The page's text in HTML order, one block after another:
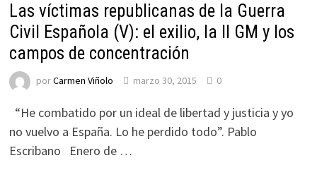
Las víctimas republicanas de la Guerra
Civil Española (V): el exilio, la II GM y los
campos de concentración
porCarmen Viñolo marzo 30, 2015 0
“He combatido por un ideal de libertad y justicia y yo
no vuelvo a España. Lo he perdido todo”. Pablo
Escribano Enero de …